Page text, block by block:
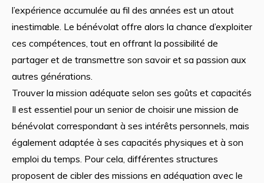
l’expérience accumulée au fil des années est un atout
inestimable. Le bénévolat offre alors la chance d’exploiter
ces compétences, tout en offrant la possibilité de
partager et de transmettre son savoir et sa passion aux
autres générations.
Trouver la mission adéquate selon ses goûts et capacités
Il est essentiel pour un senior de choisir une mission de
bénévolat correspondant à ses intérêts personnels, mais
également adaptée à ses capacités physiques et à son
emploi du temps. Pour cela, différentes structures
proposent de cibler des missions en adéquation avec le